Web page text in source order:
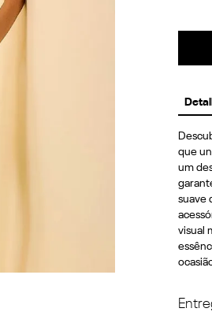
que
um
suave
visual